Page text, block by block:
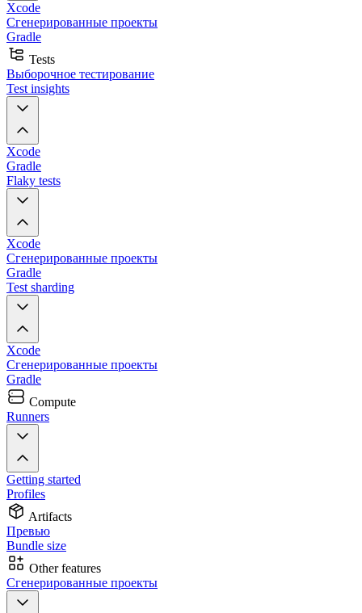
Xcode
Сгенерированные проекты
Gradle
Tests
Выборочное тестирование
Test insights
Xcode
Gradle
Flaky tests
Xcode
Сгенерированные проекты
Gradle
Test sharding
Xcode
Сгенерированные проекты
Gradle
Compute
Runners
Getting started
Profiles
Artifacts
Превью
Bundle size
Other features
Сгенерированные проекты